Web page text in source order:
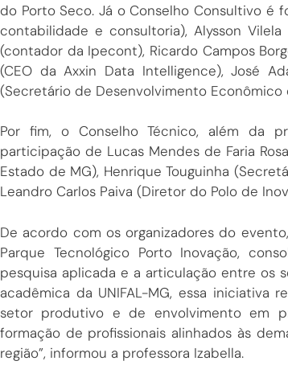
do Porto Seco. Já o Conselho Consultivo é
contabilidade e consultoria), Alysson Vilela
(contador da Ipecont), Ricardo Campos
(CEO da Axxin Data Intelligence), José
(Secretário de Desenvolvimento Econômico
Por fim, o Conselho Técnico, além da
participação de Lucas Mendes de Faria
Estado de MG), Henrique Touguinha
Leandro Carlos Paiva (Diretor do Polo de
De acordo com os organizadores do
Parque Tecnológico Porto Inovação,
pesquisa aplicada e a articulação entre os
acadêmica da UNIFAL-MG, essa iniciativa
setor produtivo e de envolvimento em
formação de profissionais alinhados às
região”, informou a professora Izabella.